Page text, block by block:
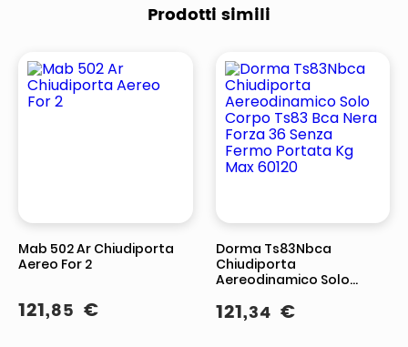
Prodotti simili
Mab 502 Ar Chiudiporta
Aereo For 2
121,85 €
Dorma Ts83Nbca
Chiudiporta
Aereodinamico Solo
Forza 36 Senza Fermo
Portata Kg Max 60120
121,34 €